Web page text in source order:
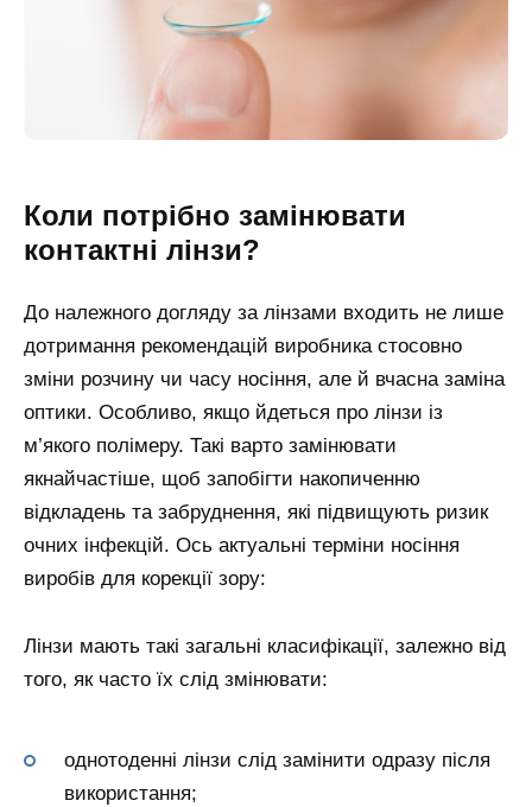
Коли потрібно замінювати
контактні лінзи?
До належного догляду за лінзами входить не лише
дотримання рекомендацій виробника стосовно
зміни розчину чи часу носіння, але й вчасна заміна
оптики. Особливо, якщо йдеться про лінзи із
м’якого полімеру. Такі варто замінювати
якнайчастіше, щоб запобігти накопиченню
відкладень та забруднення, які підвищують ризик
очних інфекцій. Ось актуальні терміни носіння
виробів для корекції зору:
Лінзи мають такі загальні класифікації, залежно від
того, як часто їх слід змінювати:
однотоденні лінзи слід замінити одразу після
використання;